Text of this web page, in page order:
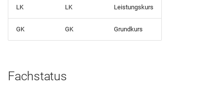
Schülerausweis (CR80)
Schülerausweis ABS (52 X
74)
Notenmatrix (mit Verhalten
und Mitarbeit)
Klassenliste Teilzeit mit
LK LK Leistungskurs
GK GK Grundkurs
Fachstatus